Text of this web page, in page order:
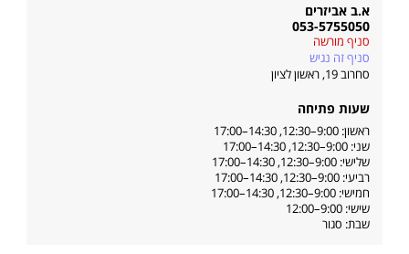
א.ב אביזרים
053-5755050
סניף מורשה
סניף זה נגיש
סחרוב 19
,ראשון לציון
שעות פתיחה
ראשון: 9:00–12:30, 14:30–17:00
שני: 9:00–12:30, 14:30–17:00
שלישי: 9:00–12:30, 14:30–17:00
רביעי: 9:00–12:30, 14:30–17:00
חמישי: 9:00–12:30, 14:30–17:00
שישי: 9:00–12:00
שבת: סגור